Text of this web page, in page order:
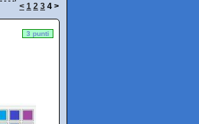
< 1 2 3 4 >
3 punti